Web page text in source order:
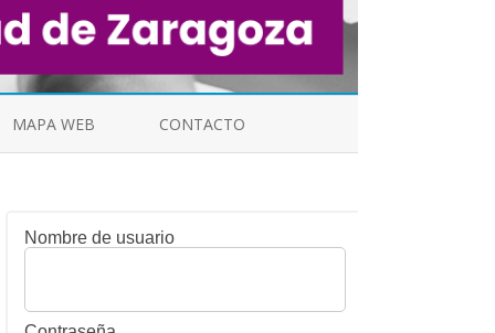
MAPA WEB CONTACTO
Nombre de usuario